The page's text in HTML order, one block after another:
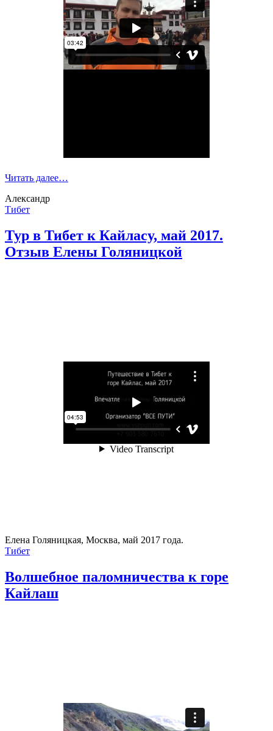
Читать далее…
Александр
Тибет
Тур в Тибет к Кайласу, май 2017.
Отзыв Елены Голяницкой
Елена Голяницкая, Москва, май 2017 года.
Тибет
Волшебное паломничества к горе
Кайлаш